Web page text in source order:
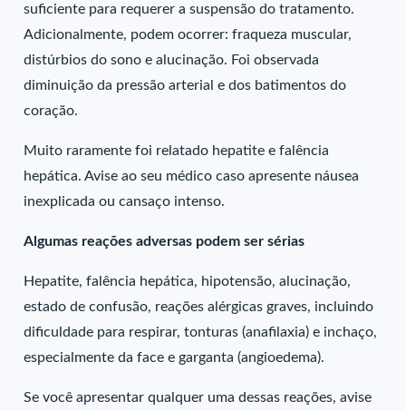
suficiente para requerer a suspensão do tratamento.
Adicionalmente, podem ocorrer: fraqueza muscular,
distúrbios do sono e alucinação. Foi observada
diminuição da pressão arterial e dos batimentos do
coração.
Muito raramente foi relatado hepatite e falência
hepática. Avise ao seu médico caso apresente náusea
inexplicada ou cansaço intenso.
Algumas reações adversas podem ser sérias
Hepatite, falência hepática, hipotensão, alucinação,
estado de confusão, reações alérgicas graves, incluindo
dificuldade para respirar, tonturas (anafilaxia) e inchaço,
especialmente da face e garganta (angioedema).
Se você apresentar qualquer uma dessas reações, avise